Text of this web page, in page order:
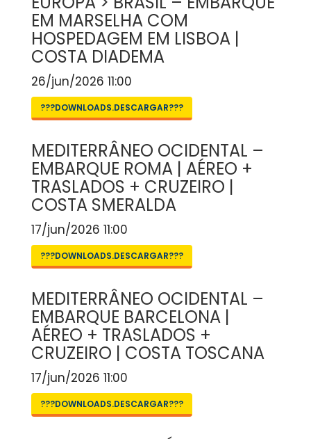
EM MARSELHA COM
HOSPEDAGEM EM LISBOA |
COSTA DIADEMA
26/jun/2026 11:00
???DOWNLOADS.DESCARGAR???
MEDITERRÂNEO OCIDENTAL –
EMBARQUE ROMA | AÉREO +
TRASLADOS + CRUZEIRO |
COSTA SMERALDA
17/jun/2026 11:00
???DOWNLOADS.DESCARGAR???
MEDITERRÂNEO OCIDENTAL –
EMBARQUE BARCELONA |
AÉREO + TRASLADOS +
CRUZEIRO | COSTA TOSCANA
17/jun/2026 11:00
???DOWNLOADS.DESCARGAR???